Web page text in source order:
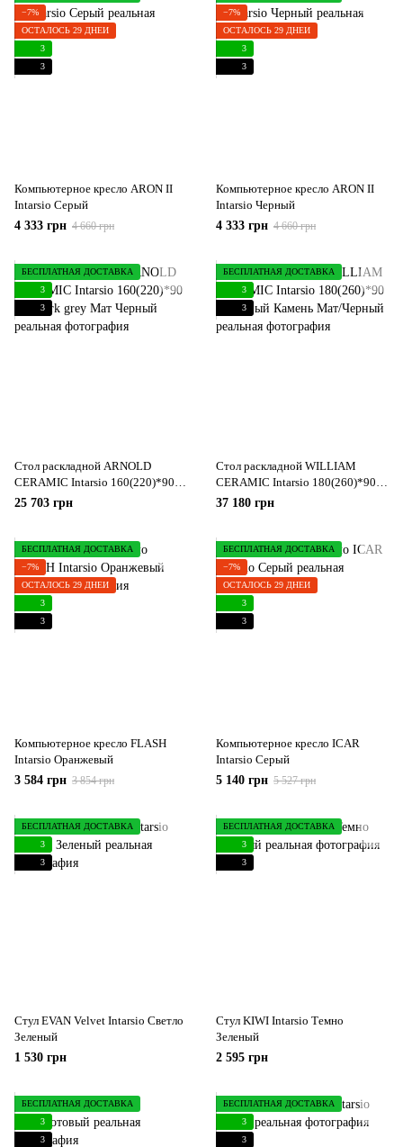
−7%
ОСТАЛОСЬ 29 ДНЕЙ
3
3
Компьютерное кресло ARON II
Intarsio Серый
4 333 грн 4 660 грн
−7%
ОСТАЛОСЬ 29 ДНЕЙ
3
3
Компьютерное кресло ARON II
Intarsio Черный
4 333 грн 4 660 грн
БЕСПЛАТНАЯ ДОСТАВКА
3
3
Стол раскладной ARNOLD
CERAMIC Intarsio 160(220)*90
Wic dark grey Мат Черный
25 703 грн
БЕСПЛАТНАЯ ДОСТАВКА
3
3
Стол раскладной WILLIAM
CERAMIC Intarsio 180(260)*90
Песчаный Камень Мат/Черный
37 180 грн
БЕСПЛАТНАЯ ДОСТАВКА
−7%
ОСТАЛОСЬ 29 ДНЕЙ
3
3
Компьютерное кресло FLASH
Intarsio Оранжевый
3 584 грн 3 854 грн
БЕСПЛАТНАЯ ДОСТАВКА
−7%
ОСТАЛОСЬ 29 ДНЕЙ
3
3
Компьютерное кресло ICAR
Intarsio Серый
5 140 грн 5 527 грн
БЕСПЛАТНАЯ ДОСТАВКА
3
3
Стул EVAN Velvet Intarsio Светло
Зеленый
1 530 грн
БЕСПЛАТНАЯ ДОСТАВКА
3
3
Стул KIWI Intarsio Темно
Зеленый
2 595 грн
БЕСПЛАТНАЯ ДОСТАВКА
3
3
БЕСПЛАТНАЯ ДОСТАВКА
3
3